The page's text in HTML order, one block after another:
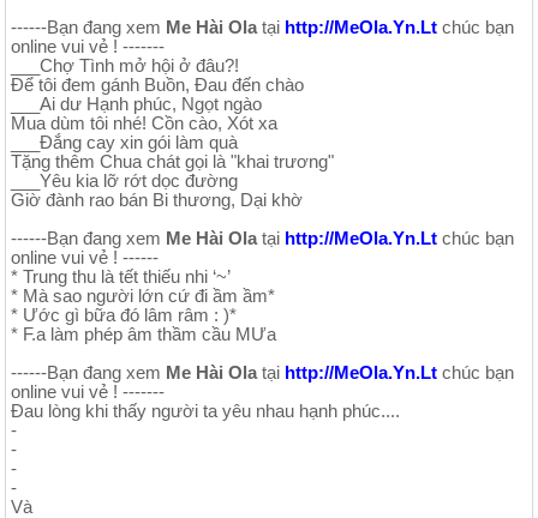
------Bạn đang xem Me Hài Ola tại http://MeOla.Yn.Lt chúc bạn
online vui vẻ ! -------
___Chợ Tình mở hội ở đâu?!
Để tôi đem gánh Buồn, Đau đến chào
___Ai dư Hạnh phúc, Ngọt ngào
Mua dùm tôi nhé! Cồn cào, Xót xa
___Đắng cay xin gói làm quà
Tặng thêm Chua chát gọi là "khai trương"
___Yêu kia lỡ rớt dọc đường
Giờ đành rao bán Bi thương, Dại khờ
------Bạn đang xem Me Hài Ola tại http://MeOla.Yn.Lt chúc bạn
online vui vẻ ! ------
* Trung thu là tết thiếu nhi ‘~’
* Mà sao người lớn cứ đi ầm ầm*
* Ước gì bữa đó lâm râm : )*
* F.a làm phép âm thầm cầu MƯa
------Bạn đang xem Me Hài Ola tại http://MeOla.Yn.Lt chúc bạn
online vui vẻ ! -------
Đau lòng khi thấy người ta yêu nhau hạnh phúc....
-
-
-
-
Và